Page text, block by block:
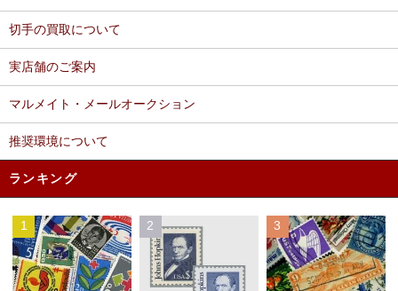
切手の買取について
実店舗のご案内
マルメイト・メールオークション
推奨環境について
ランキング
1 2 3